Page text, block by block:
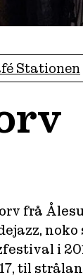
Stationen
frå
i
til